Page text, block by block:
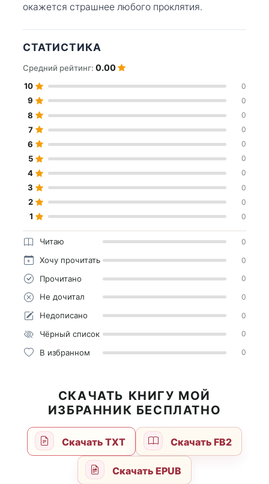
окажется страшнее любого проклятия.
СТАТИСТИКА
Средний рейтинг: 0.00
10 0
9 0
8 0
7 0
6 0
5 0
4 0
3 0
2 0
1 0
Читаю 0
Хочу прочитать 0
Прочитано 0
Не дочитал 0
Недописано 0
Чёрный список 0
В избранном 0
СКАЧАТЬ КНИГУ МОЙ
ИЗБРАННИК БЕСПЛАТНО
Скачать TXT Скачать FB2
Скачать EPUB